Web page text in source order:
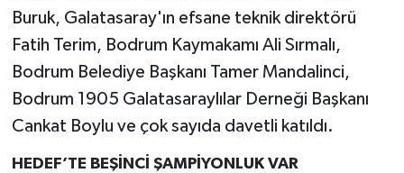
Buruk, Galatasaray'ın efsane teknik direktörü
Fatih Terim, Bodrum Kaymakamı Ali Sırmalı,
Bodrum Belediye Başkanı Tamer Mandalinci,
Bodrum 1905 Galatasaraylılar Derneği Başkanı
Cankat Boylu ve çok sayıda davetli katıldı.
HEDEF’TE BEŞİNCİ ŞAMPİYONLUK VAR
Video Haber
Yaşam
Yemek